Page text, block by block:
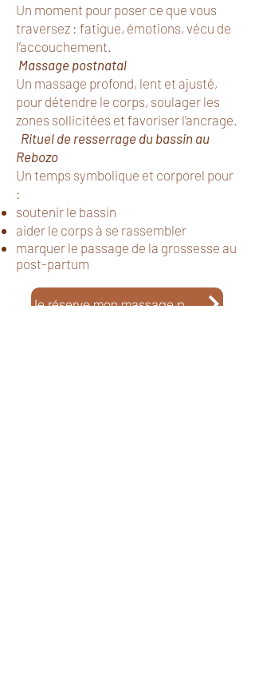
Un moment pour poser ce que vous
traversez : fatigue, émotions, vécu de
l’accouchement.
Massage postnatal
Un massage profond, lent et ajusté,
pour détendre le corps, soulager les
zones sollicitées et favoriser l’ancrage.
Rituel de resserrage du bassin au
Rebozo
Un temps symbolique et corporel pour
:
soutenir le bassin
aider le corps à se rassembler
marquer le passage de la grossesse au
post-partum
Je réserve mon massage postnatal